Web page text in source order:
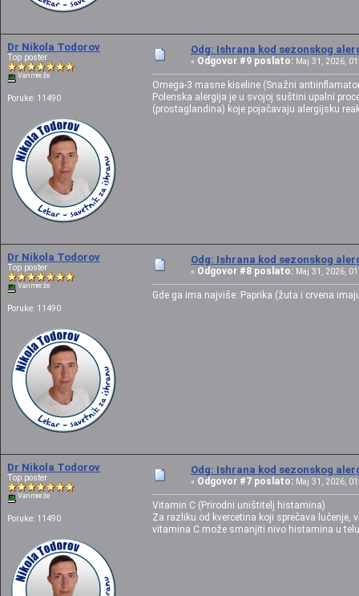
Dr Nikola Todorov
Top poster
Van mreže
Poruke: 11490
Odg: Ishrana kod sezonskog
« Odgovor #9 poslato: Maj 31, 2026,
Omega-3 masne kiseline (Snažni
Polenska alergija je u svojoj suštini upalni
(prostaglandina) koje pojačavaju alergijsku
Dr Nikola Todorov
Top poster
Van mreže
Poruke: 11490
Odg: Ishrana kod sezonskog
« Odgovor #8 poslato: Maj 31, 2026,
Gde ga ima najviše: Paprika (žuta i crvena
Dr Nikola Todorov
Top poster
Van mreže
Poruke: 11490
Odg: Ishrana kod sezonskog
« Odgovor #7 poslato: Maj 31, 2026,
Vitamin C (Prirodni uništitelj histamina)
Za razliku od kvercetina koji sprečava
vitamina C može smanjiti nivo histamina u